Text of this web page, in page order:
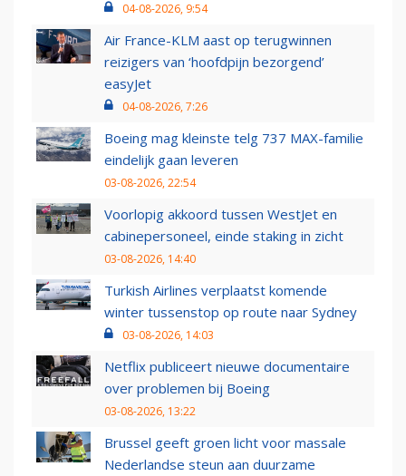
04-08-2026, 9:54
Air France-KLM aast op terugwinnen
reizigers van ‘hoofdpijn bezorgend’
easyJet
04-08-2026, 7:26
Boeing mag kleinste telg 737 MAX-familie
eindelijk gaan leveren
03-08-2026, 22:54
Voorlopig akkoord tussen WestJet en
cabinepersoneel, einde staking in zicht
03-08-2026, 14:40
Turkish Airlines verplaatst komende
winter tussenstop op route naar Sydney
03-08-2026, 14:03
Netflix publiceert nieuwe documentaire
over problemen bij Boeing
03-08-2026, 13:22
Brussel geeft groen licht voor massale
Nederlandse steun aan duurzame